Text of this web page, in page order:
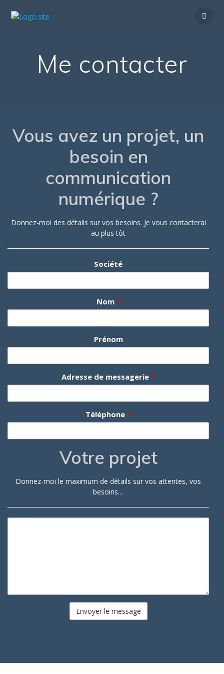
Me contacter
Vous avez un projet, un
besoin en
communication
numérique ?
Donnez-moi des détails sur vos besoins. Je vous contacterai
au plus tôt
Société
Nom *
Prénom
Adresse de messagerie *
Téléphone *
Votre projet
Donnez-moi le maximum de détails sur vos attentes, vos
besoins…